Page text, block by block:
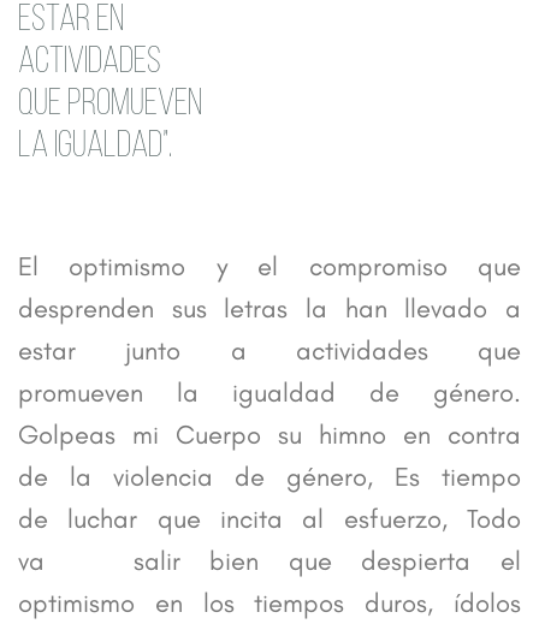
ESTAR EN
ACTIVIDADES
QUE PROMUEVEN
LA IGUALDAD”.
El optimismo y el compromiso que
desprenden sus letras la han llevado a
estar junto a actividades que
promueven la igualdad de género.
Golpeas mi Cuerpo su himno en contra
de la violencia de género, Es tiempo
de luchar que incita al esfuerzo, Todo
va salir bien que despierta el
optimismo en los tiempos duros, ídolos